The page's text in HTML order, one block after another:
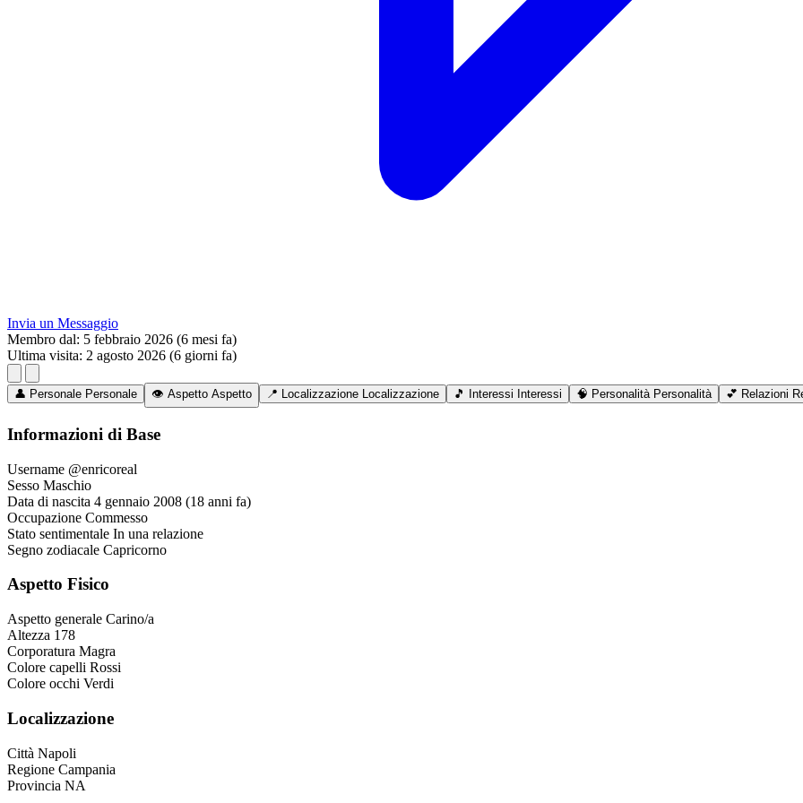
Invia un Messaggio
Membro dal: 5 febbraio 2026 (6 mesi fa)
Ultima visita: 2 agosto 2026 (6 giorni fa)
👤 Personale Personale 👁️ Aspetto Aspetto 📍 Localizzazione Localizzazione 🎵 Interessi Interessi 🧠 Personalità Personalità 💕 Relazioni
Informazioni di Base
Username @enricoreal
Sesso Maschio
Data di nascita 4 gennaio 2008 (18 anni fa)
Occupazione Commesso
Stato sentimentale In una relazione
Segno zodiacale Capricorno
Aspetto Fisico
Aspetto generale Carino/a
Altezza 178
Corporatura Magra
Colore capelli Rossi
Colore occhi Verdi
Localizzazione
Città Napoli
Regione Campania
Provincia NA